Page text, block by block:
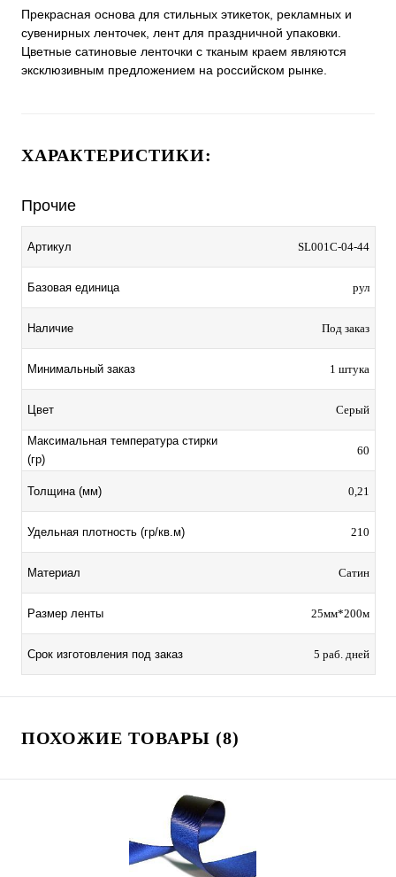
Прекрасная основа для стильных этикеток, рекламных и
сувенирных ленточек, лент для праздничной упаковки.
Цветные сатиновые ленточки с тканым краем являются
эксклюзивным предложением на российском рынке.
ХАРАКТЕРИСТИКИ:
Прочие
Артикул SL001C-04-44
Базовая единица рул
Наличие Под заказ
Минимальный заказ 1 штука
Цвет Серый
Максимальная температура стирки
(гр)
60
Толщина (мм) 0,21
Удельная плотность (гр/кв.м) 210
Материал Сатин
Размер ленты 25мм*200м
Срок изготовления под заказ 5 раб. дней
ПОХОЖИЕ ТОВАРЫ (8)